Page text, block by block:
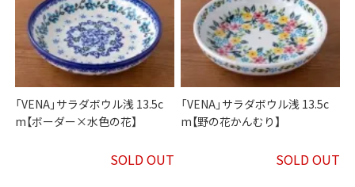
「VENA」サラダボウル浅 13.5c
m【ボーダー×水色の花】
SOLD OUT
「VENA」サラダボウル浅 13.5c
m【野の花かんむり】
SOLD OUT